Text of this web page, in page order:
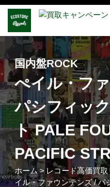
国内盤ROCK
ぺイル・フ
パシフィッ
ト PALE
PACIFIC
ホーム> レコード高価買
イル・ファウンテンズ / パ